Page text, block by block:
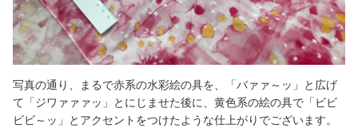
写真の通り、まるで赤系の水彩絵の具を、「バァァ～ッ」と広げ
て「ジワァァァッ」とにじませた後に、黄色系の絵の具で「ビビ
ビビ～ッ」とアクセントをつけたような仕上がりでございます。